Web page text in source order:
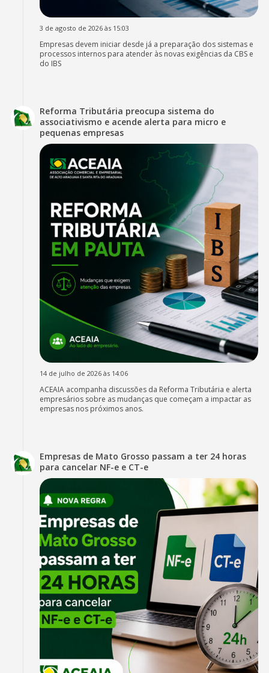
3 de agosto de 2026 às 15:03
Empresas devem iniciar desde já a preparação dos sistemas e
processos internos para atender às novas exigências da CBS e
do IBS
Reforma Tributária preocupa sistema do
associativismo e acende alerta para micro e
pequenas empresas
14 de julho de 2026 às 14:06
ACEAIA acompanha discussões da Reforma Tributária e alerta
empresários sobre as mudanças que começam a impactar as
empresas nos próximos anos.
Empresas de Mato Grosso passam a ter 24 horas
para cancelar NF-e e CT-e